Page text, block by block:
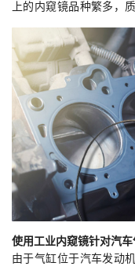
上的内窥镜品种繁多，
镜成为了许多用户关注
使用工业内窥镜针对汽车
由于气缸位于汽车发动